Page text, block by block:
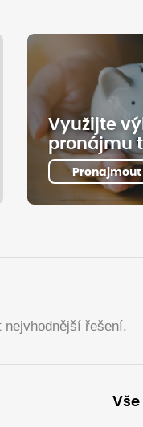
Využijte
pronájmu
Pronajmout
nejvhodnější řešení.